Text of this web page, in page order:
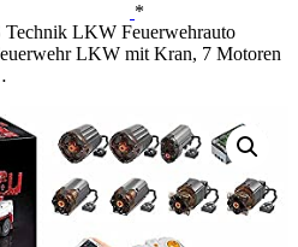
*
Technik LKW Feuerwehrauto
LKW mit Kran, 7 Motoren